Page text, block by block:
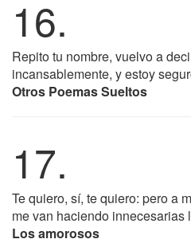
16.
Repito tu nombre, vuelvo a
incansablemente, y estoy
Otros Poemas Sueltos
17.
Te quiero, sí, te quiero: pero a
me van haciendo innecesarias
Los amorosos